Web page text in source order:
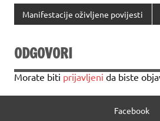
Manifestacije oživljene povijesti
ODGOVORI
Morate biti prijavljeni da biste
Facebook